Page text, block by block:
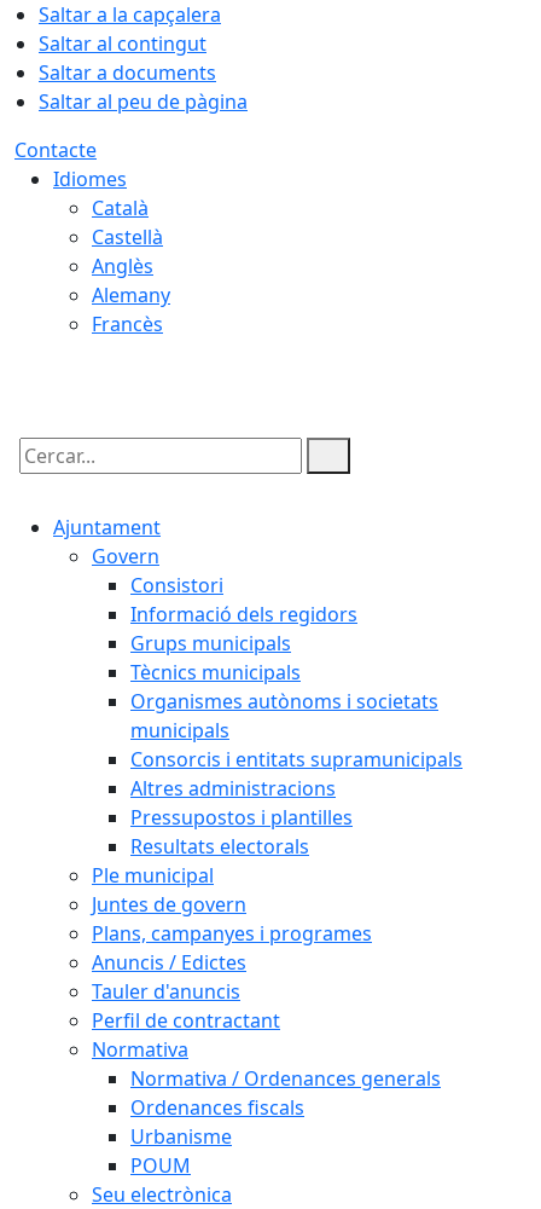
Saltar a la capçalera
Saltar al contingut
Saltar a documents
Saltar al peu de pàgina
Contacte
Idiomes
Català
Castellà
Anglès
Alemany
Francès
Cercar:
Ajuntament
Govern
Consistori
Informació dels regidors
Grups municipals
Tècnics municipals
Organismes autònoms i societats
municipals
Consorcis i entitats supramunicipals
Altres administracions
Pressupostos i plantilles
Resultats electorals
Ple municipal
Juntes de govern
Plans, campanyes i programes
Anuncis / Edictes
Tauler d'anuncis
Perfil de contractant
Normativa
Normativa / Ordenances generals
Ordenances fiscals
Urbanisme
POUM
Seu electrònica